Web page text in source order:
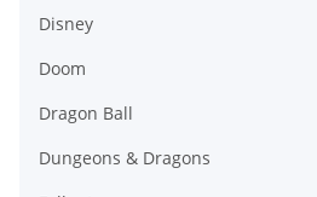
Disney
Doom
Dragon Ball
Dungeons & Dragons